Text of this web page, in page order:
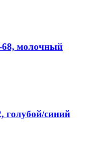
молочный
голубой/синий